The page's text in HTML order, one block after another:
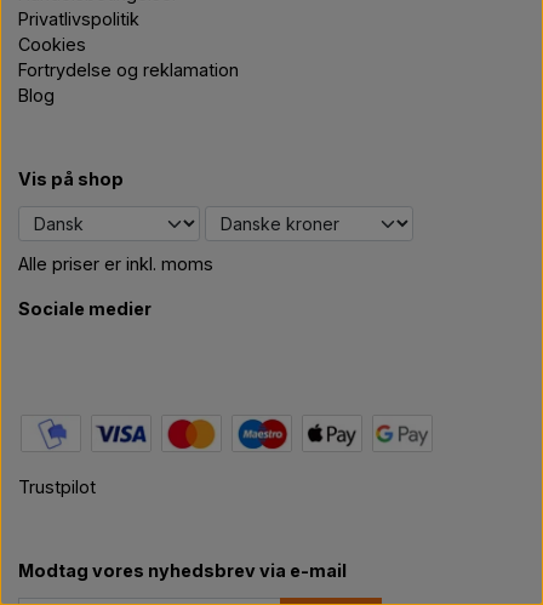
Privatlivspolitik
Cookies
Fortrydelse og reklamation
Blog
Vis på shop
Alle priser er inkl. moms
Sociale medier
Trustpilot
Modtag vores nyhedsbrev via e-mail